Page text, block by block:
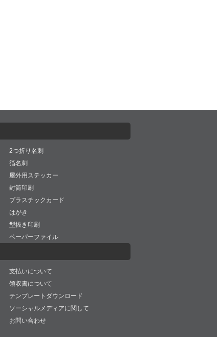
2つ折り名刺
箔名刺
屋外用ステッカー
封筒印刷
プラスチックカード
はがき
型抜き印刷
ペーパーファイル
支払いについて
領収書について
テンプレートダウンロード
ソーシャルメディアに関して
お問い合わせ